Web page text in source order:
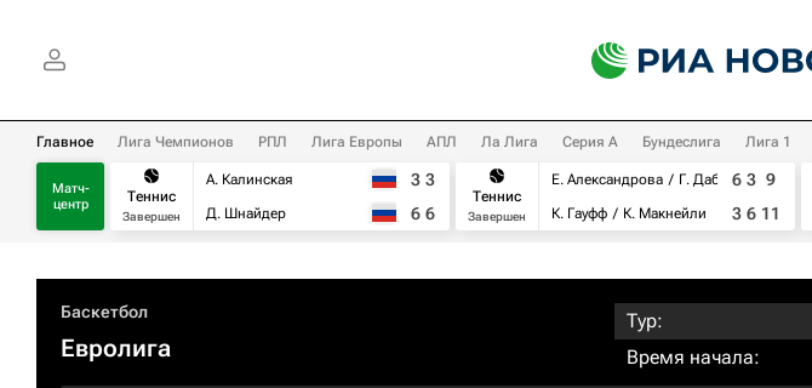
Главное Лига Чемпионов РПЛ Лига Европы АПЛ Ла Лига Серия А Бундеслига Лига 1
Матч-
центр
Теннис
Завершен
А. Калинская
Д. Шнайдер
3 3
6 6
Теннис
Завершен
Е. Александрова
Г. Дабровски
К. Гауфф
К. Макнейли
6 3 9
3 6 11
Баскетбол
Евролига
Тур:
Время начала: